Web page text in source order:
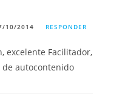
10/2014 RESPONDER
excelente Facilitador,
autocontenido